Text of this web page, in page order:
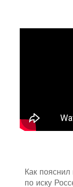
Как пояснил
по иску